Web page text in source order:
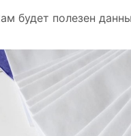
будет полезен